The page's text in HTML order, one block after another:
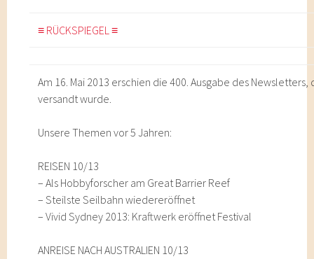
≡ RÜCKSPIEGEL ≡
Am 16. Mai 2013 erschien die 400. Ausgabe des
versandt wurde.
Unsere Themen vor 5 Jahren:
REISEN 10/13
– Als Hobbyforscher am Great Barrier Reef
– Steilste Seilbahn wiedereröffnet
– Vivid Sydney 2013: Kraftwerk eröffnet Festival
ANREISE NACH AUSTRALIEN 10/13